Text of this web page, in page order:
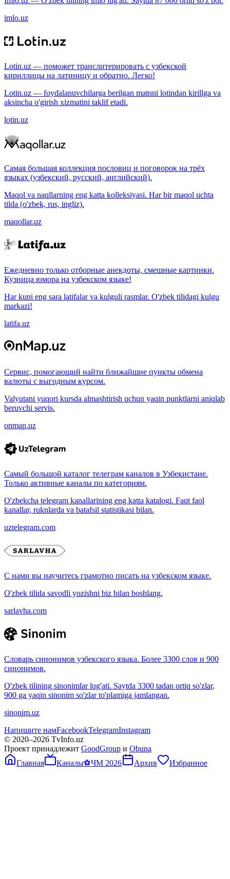
imlo.uz
Lotin.uz — поможет транслитерировать с узбекской
кириллицы на латиницу и обратно. Легко!
Lotin.uz — foydalanuvchilarga berilgan matnni lotindan kirillga va
aksincha o'girish xizmatini taklif etadi.
lotin.uz
Самая большая коллекция пословиц и поговорок на трёх
языках (узбекский, русский, английский).
Maqol va naqllarning eng katta kolleksiyasi. Har bir maqol uchta
tilda (o'zbek, rus, ingliz).
maqollar.uz
Ежедневно только отборные анекдоты, смешные картинки.
Кузница юмора на узбекском языке!
Har kuni eng sara latifalar va kulguli rasmlar. O'zbek tilidagi kulgu
markazi!
latifa.uz
Сервис, помогающий найти ближайшие пункты обмена
валюты с выгодным курсом.
Valyutani yuqori kursda almashtirish uchun yaqin punktlarni aniqlab
beruvchi servis.
onmap.uz
Самый большой каталог телеграм каналов в Узбекистане.
Только активные каналы по категориям.
O'zbekcha telegram kanallarining eng katta katalogi. Faqt faol
kanallar, ruknlarda va batafsil statistikasi bilan.
uztelegram.com
С нами вы научитесь грамотно писать на узбекском языке.
O'zbek tilida savodli yozishni biz bilan boshlang.
sarlavha.com
Словарь синонимов узбекского языка. Более 3300 слов и 900
синонимов.
O'zbek tilining sinonimlar lug'ati. Saytda 3300 tadan ortiq so'zlar,
900 ga yaqin sinonim so'zlar to'plamiga jamlangan.
sinonim.uz
Напишите намFacebookTelegramInstagram
© 2020–2026 TvInfo.uz
Проект принадлежит GoodGroup и Obuna
Главная
Каналы⚽ЧМ 2026 Архив Избранное